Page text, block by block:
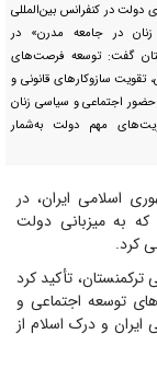
دولت در کنفرانس بین‌المللی
در جامعه مدرن» در
گفت: توسعه فرصت‌های
تقویت سازوکارهای قانونی و
حضور اجتماعی و سیاسی زنان
مهم دولت به‌شمار
اسلامی ایران، در
به میزبانی دولت
کرد.
تأکید کرد
توسعه اجتماعی و
و درک اسلام از